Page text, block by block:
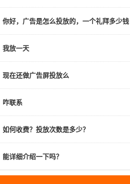
你好，广告是怎么投放的，一个礼拜多少钱
我放一天
现在还做广告屏投放么
咋联系
如何收费？投放次数是多少？
能详细介绍一下吗？